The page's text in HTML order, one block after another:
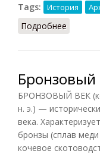
Tags:
История
Подробнее
Бронзовый
БРОНЗОВЫЙ ВЕК
н. э.) —
века.
бронзы (сплав
кочевое